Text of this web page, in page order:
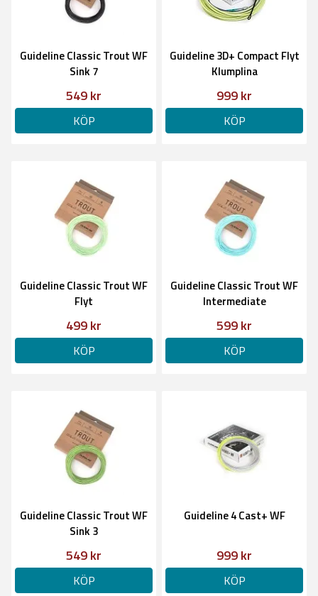
Guideline Classic Trout WF
Sink 7
549 kr
KÖP
Guideline 3D+ Compact Flyt
Klumplina
999 kr
KÖP
Guideline Classic Trout WF
Flyt
499 kr
KÖP
Guideline Classic Trout WF
Intermediate
599 kr
KÖP
Guideline Classic Trout WF
Sink 3
549 kr
KÖP
Guideline 4 Cast+ WF
999 kr
KÖP